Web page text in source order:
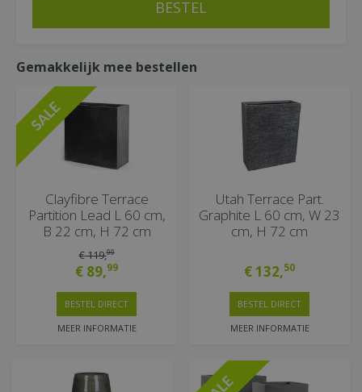
Gemakkelijk mee bestellen
Clayfibre Terrace
Partition Lead L 60 cm,
B 22 cm, H 72 cm
€119,99
€ 89,99
MEER INFORMATIE
BESTEL DIRECT
Utah Terrace Part.
Graphite L 60 cm, W 23
cm, H 72 cm
€132,50
MEER INFORMATIE
BESTEL DIRECT